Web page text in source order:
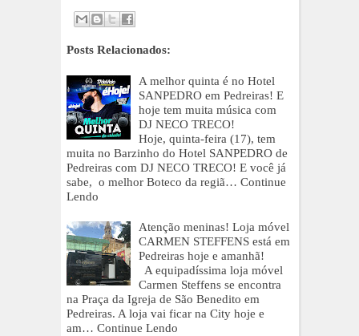
Posts Relacionados:
A melhor quinta é no Hotel
SANPEDRO em Pedreiras! E
hoje tem muita música com
DJ NECO TRECO!
Hoje, quinta-feira (17), tem
muita no Barzinho do Hotel SANPEDRO de
Pedreiras com DJ NECO TRECO! E você já
sabe, o melhor Boteco da regiã… Continue
Lendo
Atenção meninas! Loja móvel
CARMEN STEFFENS está em
Pedreiras hoje e amanhã!
A equipadíssima loja móvel
Carmen Steffens se encontra
na Praça da Igreja de São Benedito em
Pedreiras. A loja vai ficar na City hoje e
am… Continue Lendo